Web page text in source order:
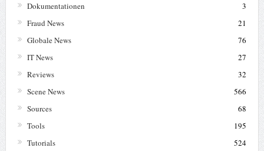
Dokumentationen
3
Fraud News
21
Globale News
76
IT News
27
Reviews
32
Scene News
566
Sources
68
Tools
195
Tutorials
524